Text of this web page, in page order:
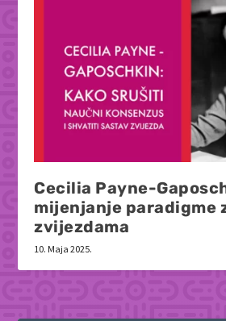
Cecilia Payne-
mijenjanje paradigme
zvijezdama
10. Maja 2025.